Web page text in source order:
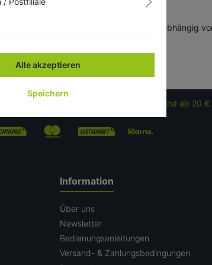
Die jeweils fällige MwSt. wird dann abhängig
Anlieferung bereit.
Kostenloser Versand ab 20
Information
Über uns
Newsletter
Bedienungsanleitungen
Versand- & Zahlungsbedingungen
Alle akzeptieren
Speichern